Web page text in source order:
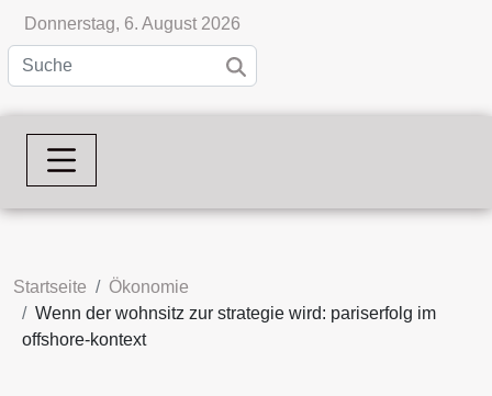
Donnerstag, 6. August 2026
Startseite
Ökonomie
Wenn der wohnsitz zur strategie wird: pariserfolg im
offshore-kontext